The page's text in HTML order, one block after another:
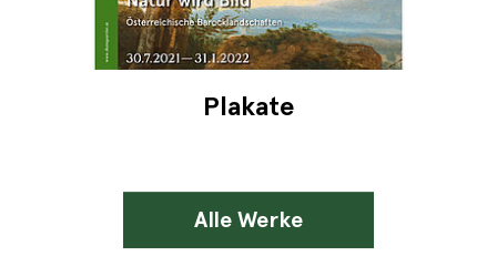
Plakate
Alle Werke